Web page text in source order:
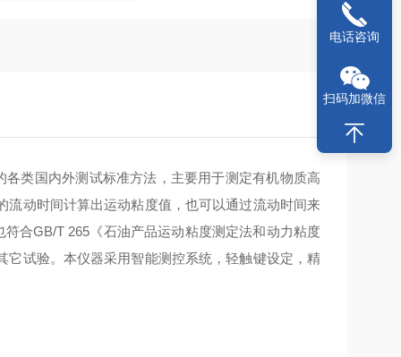
各类国内外测试标准方法，主要用于测定有机物质高
动时间计算出运动粘度值，也可以通过流动时间来
合GB/T 265《石油产品运动粘度测定法和动力粘度
试验。本仪器采用智能测控系统，轻触键设定，精
电话咨询
扫码加微信